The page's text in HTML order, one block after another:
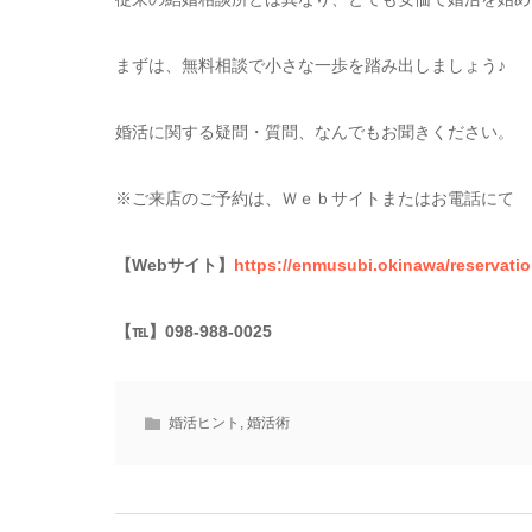
まずは、無料相談で小さな一歩を踏み出しましょう♪
婚活に関する疑問・質問、なんでもお聞きください。
※ご来店のご予約は、Ｗｅｂサイトまたはお電話にて
【Webサイト】 https://enmusubi.okinawa/
【℡】098-988-0025
婚活ヒント 婚活術